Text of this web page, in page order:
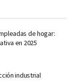
de hogar:
en 2025
industrial